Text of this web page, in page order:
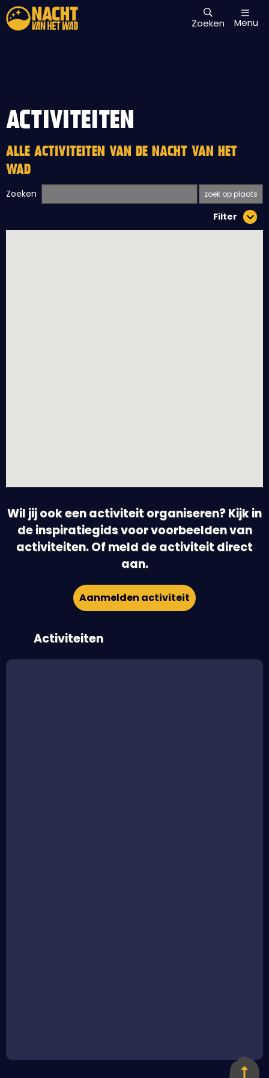
Zoeken Menu
ACTIVITEITEN
ALLE ACTIVITEITEN VAN DE NACHT VAN HET
WAD
Zoeken
Filter
Wil jij ook een activiteit organiseren? Kijk in
de inspiratiegids voor voorbeelden van
activiteiten. Of meld de activiteit direct
aan.
Aanmelden activiteit
Activiteiten